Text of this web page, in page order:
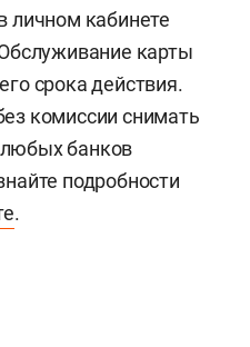
личном кабинете
карты
срока действия.
комиссии снимать
банков
подробности
.